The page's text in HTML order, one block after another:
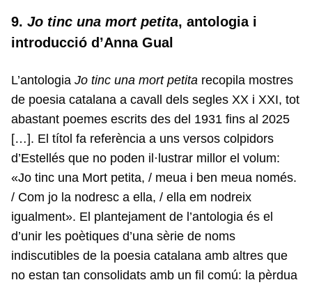
9. Jo tinc una mort petita, antologia i
introducció d’Anna Gual
L’antologia Jo tinc una mort petita recopila mostres
de poesia catalana a cavall dels segles XX i XXI, tot
abastant poemes escrits des del 1931 fins al 2025
[…]. El títol fa referència a uns versos colpidors
d’Estellés que no poden il·lustrar millor el volum:
«Jo tinc una Mort petita, / meua i ben meua només.
/ Com jo la nodresc a ella, / ella em nodreix
igualment». El plantejament de l’antologia és el
d’unir les poètiques d’una sèrie de noms
indiscutibles de la poesia catalana amb altres que
no estan tan consolidats amb un fil comú: la pèrdua